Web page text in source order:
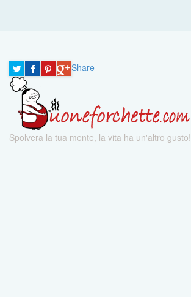
Share
Spolvera la tua mente, la vita ha un'altro gusto!